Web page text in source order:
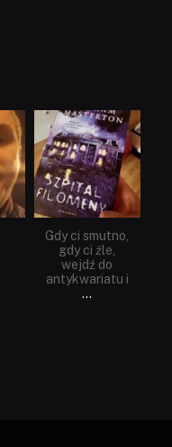
dobryhorror
Maj 22
Gdy ci smutno,
gdy ci źle,
wejdź do
antykwariatu i
...